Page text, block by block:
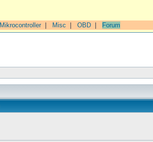
Mikrocontroller| Misc OBD Forum